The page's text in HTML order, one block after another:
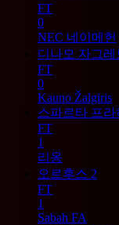
FT
0
NEC 네이메헌
디나모 자그레
FT
0
Kauno Žalgiris
스파르타 프라
FT
1
리옹
오르후스 2
FT
1
Sabah FA